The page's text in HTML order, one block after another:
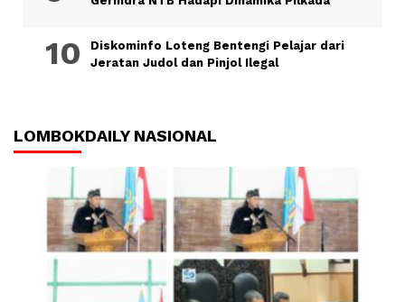
Diskominfo Loteng Bentengi Pelajar dari
Jeratan Judol dan Pinjol Ilegal
LOMBOKDAILY NASIONAL